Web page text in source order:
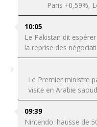
Paris +0,59%,
10:05
Le Pakistan dit
la reprise des
Le Premier ministre
visite en Arabie
09:39
Nintendo: hausse de